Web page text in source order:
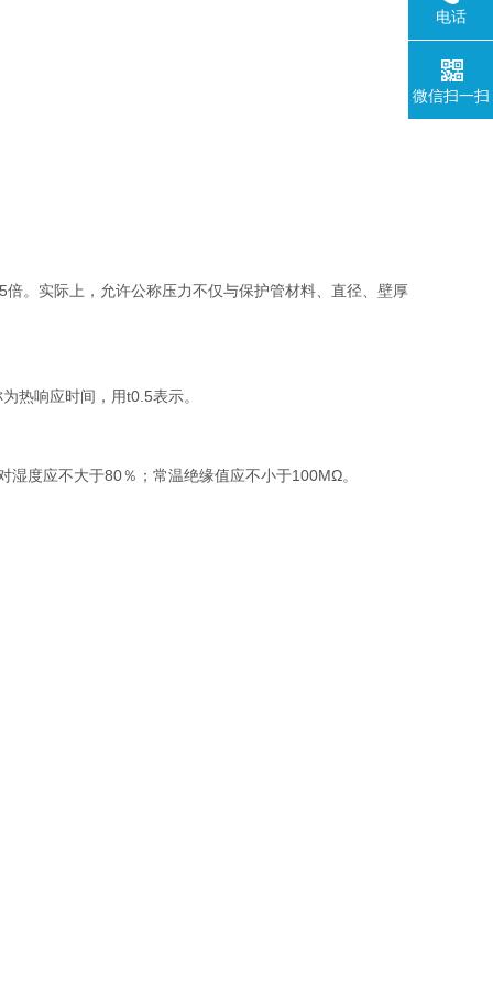
。实际上，允许公称压力不仅与保护管材料、直径、壁厚
热响应时间，用t0.5表示。
度应不大于80％；常温绝缘值应不小于100MΩ。
电话
微信扫一扫